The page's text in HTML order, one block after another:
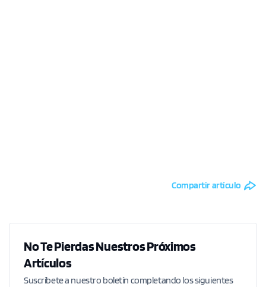
Compartir artículo
No Te Pierdas Nuestros Próximos
Artículos
Suscríbete a nuestro boletín completando los siguientes